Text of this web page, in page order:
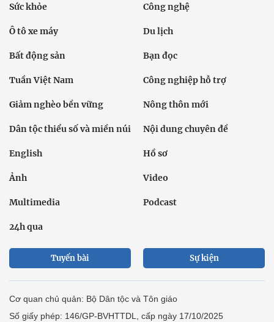
Sức khỏe Công nghệ
Ô tô xe máy Du lịch
Bất động sản Bạn đọc
Tuần Việt Nam Công nghiệp hỗ trợ
Giảm nghèo bền vững Nông thôn mới
Dân tộc thiểu số và miền núi Nội dung chuyên đề
English Hồ sơ
Ảnh Video
Multimedia Podcast
24h qua
Tuyến bài Sự kiện
Cơ quan chủ quản: Bộ Dân tộc và Tôn giáo
Số giấy phép: 146/GP-BVHTTDL, cấp ngày 17/10/2025